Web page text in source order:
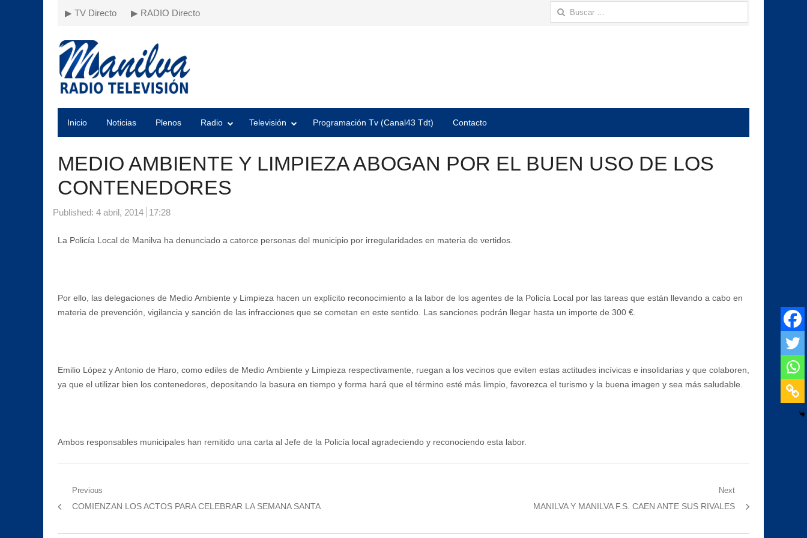
▶ TV Directo ▶ RADIO Directo Buscar:
Inicio Noticias Plenos Radio Televisión Programación Tv (Canal43 Tdt) Contacto
MEDIO AMBIENTE Y LIMPIEZA ABOGAN POR EL BUEN USO DE LOS
CONTENEDORES
Published: 4 abril, 2014 17:28
La Policía Local de Manilva ha denunciado a catorce personas del municipio por irregularidades en materia de vertidos.
Por ello, las delegaciones de Medio Ambiente y Limpieza hacen un explícito reconocimiento a la labor de los agentes de la Policía Local por las tareas que están llevando a cabo en
materia de prevención, vigilancia y sanción de las infracciones que se cometan en este sentido. Las sanciones podrán llegar hasta un importe de 300 €.
Emilio López y Antonio de Haro, como ediles de Medio Ambiente y Limpieza respectivamente, ruegan a los vecinos que eviten estas actitudes incívicas e insolidarias y que colaboren,
ya que el utilizar bien los contenedores, depositando la basura en tiempo y forma hará que el término esté más limpio, favorezca el turismo y la buena imagen y sea más saludable.
Ambos responsables municipales han remitido una carta al Jefe de la Policía local agradeciendo y reconociendo esta labor.
Navegación
de
Previous
Previous
COMIENZAN LOS ACTOS PARA CELEBRAR LA SEMANA SANTA
Next
Next
MANILVA Y MANILVA F.S. CAEN ANTE SUS RIVALES